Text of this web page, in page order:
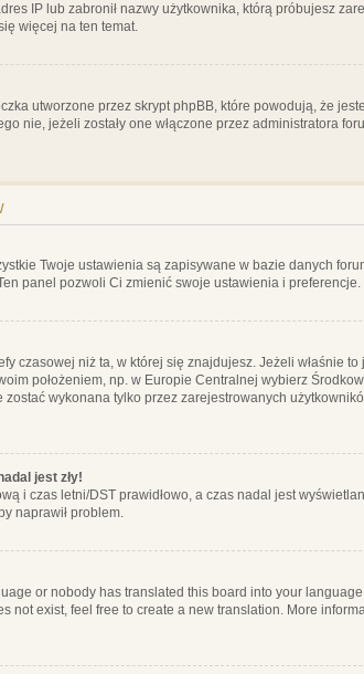
IP lub zabronił nazwy użytkownika, którą próbujesz
więcej na ten temat.
utworzone przez skrypt phpBB, które powodują, że
nie, jeżeli zostały one włączone przez administratora
Twoje ustawienia są zapisywane w bazie danych
panel pozwoli Ci zmienić swoje ustawienia i preferencje.
czasowej niż ta, w której się znajdujesz. Jeżeli właśnie
położeniem, np. w Europie Centralnej wybierz
wykonana tylko przez zarejestrowanych
jest zły!
i czas letni/DST prawidłowo, a czas nadal jest
naprawił problem.
or nobody has translated this board into your
not exist, feel free to create a new translation. More